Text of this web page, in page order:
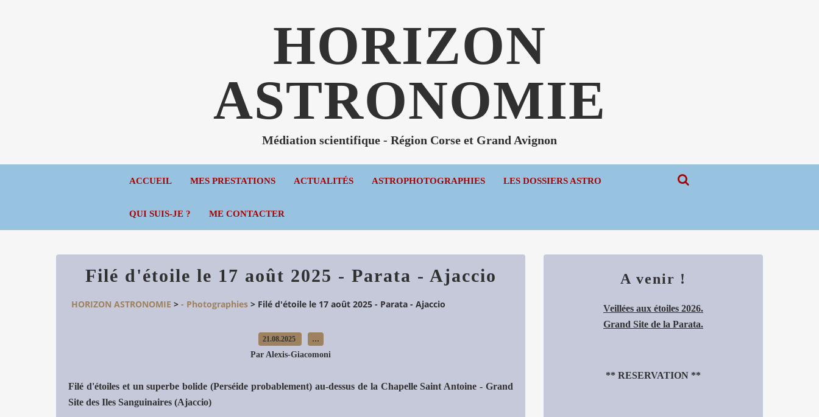
HORIZON
ASTRONOMIE
Médiation scientifique - Région Corse et Grand Avignon
ACCUEIL MES PRESTATIONS ACTUALITÉS ASTROPHOTOGRAPHIES LES DOSSIERS ASTRO
QUI SUIS-JE ? ME CONTACTER
Filé d'étoile le 17 août 2025 - Parata - Ajaccio
HORIZON ASTRONOMIE > - Photographies > Filé d'étoile le 17 août 2025 - Parata - Ajaccio
21.08.2025 …
Par Alexis-Giacomoni
Filé d'étoiles et un superbe bolide (Perséide probablement) au-dessus de la Chapelle Saint Antoine - Grand
Site des Iles Sanguinaires (Ajaccio)
A venir !
Veillées aux étoiles 2026.
Grand Site de la Parata.
** RESERVATION **